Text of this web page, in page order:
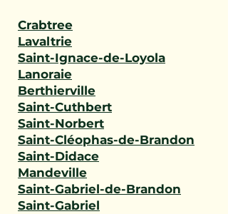
Crabtree
Lavaltrie
Saint-Ignace-de-Loyola
Lanoraie
Berthierville
Saint-Cuthbert
Saint-Norbert
Saint-Cléophas-de-Brandon
Saint-Didace
Mandeville
Saint-Gabriel-de-Brandon
Saint-Gabriel